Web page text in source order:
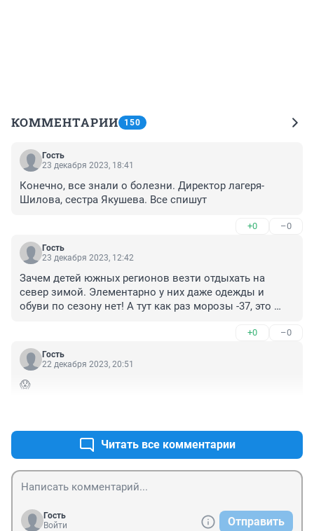
КОММЕНТАРИИ 150
Гость
23 декабря 2023, 18:41
Конечно, все знали о болезни. Директор лагеря-
Шилова, сестра Якушева. Все спишут
+0 –0
Гость
23 декабря 2023, 12:42
Зачем детей южных регионов везти отдыхать на
север зимой. Элементарно у них даже одежды и
обуви по сезону нет! А тут как раз морозы -37, это
с девочкой, какая причина смерти, когда и чем она
заболела??? Вот тут очень много вопросов на
которые должно ответить следствие. И кто-то
+0 –0
Гость
22 декабря 2023, 20:51
😱
Читать все комментарии
Гость
Войти
Отправить